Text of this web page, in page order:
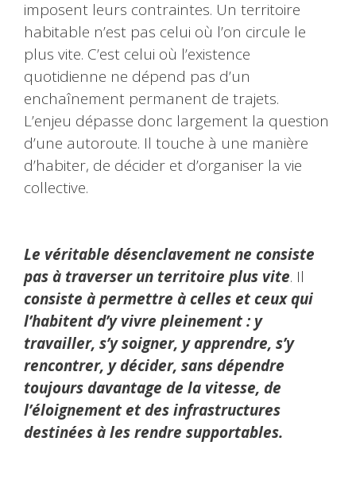
imposent leurs contraintes. Un territoire
habitable n’est pas celui où l’on circule le
plus vite. C’est celui où l’existence
quotidienne ne dépend pas d’un
enchaînement permanent de trajets.
L’enjeu dépasse donc largement la question
d’une autoroute. Il touche à une manière
d’habiter, de décider et d’organiser la vie
collective.
Le véritable désenclavement ne consiste
pas à traverser un territoire plus vite. Il
consiste à permettre à celles et ceux qui
l’habitent d’y vivre pleinement : y
travailler, s’y soigner, y apprendre, s’y
rencontrer, y décider, sans dépendre
toujours davantage de la vitesse, de
l’éloignement et des infrastructures
destinées à les rendre supportables.